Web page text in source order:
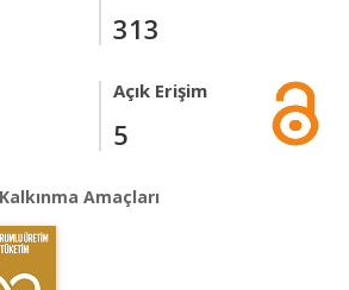
313
Açık Erişim
5
Amaçları